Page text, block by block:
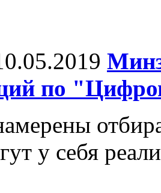
по
у себя